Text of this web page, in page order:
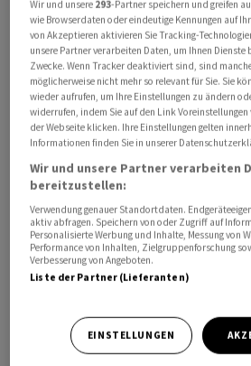
zufolge angenommen, dass die
Beschäftigte und keine
Beweispflicht liege bei den
beweisen, dass kein
so das Parlament. Nach Angaben
Beschäftigte etwa besseren
Krankheit, Leistungen bei
Einkommensunterstützung
«Mit dem heutigen Kompromiss
Signal an Uber und Co.: Faire
Datenschutz gelten für alle», teilte
Europaabgeordnete Dennis Radtke
werde damit den Kampf angesagt.
Chefverhandlerin des EU-
Wir und unsere 293-Partner speichern und greifen
wie Browserdaten oder eindeutige Kennungen auf
von Akzeptieren aktivieren Sie Tracking-
unsere Partner verarbeiten Daten, um Ihnen
Zwecke. Wenn Tracker deaktiviert sind, sind
möglicherweise nicht mehr so relevant für Sie. Sie
wieder aufrufen, um Ihre Einstellungen zu ändern
widerrufen, indem Sie auf den Link
der Webseite klicken. Ihre Einstellungen gelten
Informationen finden Sie in unserer
Wir und unsere Partner verarbeiten
bereitzustellen:
Verwendung genauer Standortdaten.
aktiv abfragen. Speichern von oder Zugriff auf
Personalisierte Werbung und Inhalte, Messung von
Performance von Inhalten, Zielgruppenforschung
Verbesserung von Angeboten.
Liste der Partner (Lieferanten)
EINSTELLUNGEN